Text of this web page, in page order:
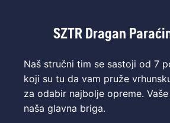
SZTR Dragan
Naš stručni tim se sastoji od 7
koji su tu da vam pruže
za odabir najbolje opreme.
naša glavna briga.